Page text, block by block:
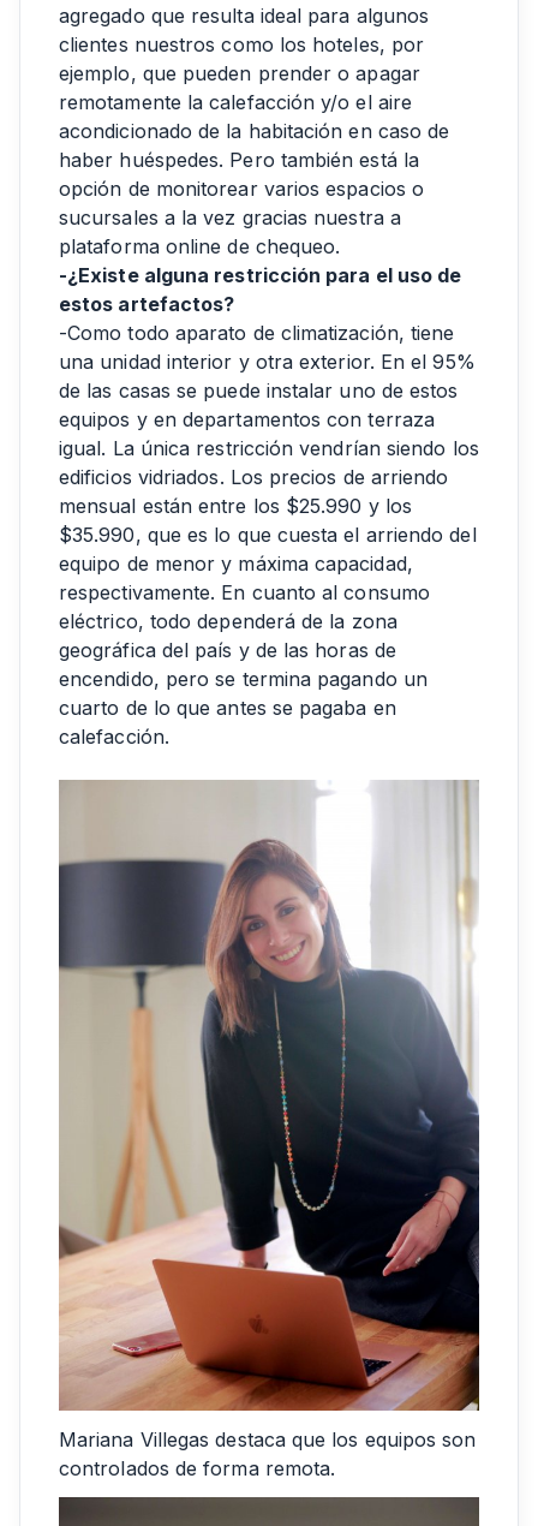
agregado que resulta ideal para algunos
clientes nuestros como los hoteles, por
ejemplo, que pueden prender o apagar
remotamente la calefacción y/o el aire
acondicionado de la habitación en caso de
haber huéspedes. Pero también está la
opción de monitorear varios espacios o
sucursales a la vez gracias nuestra a
plataforma online de chequeo.
-¿Existe alguna restricción para el uso de
estos artefactos?
-Como todo aparato de climatización, tiene
una unidad interior y otra exterior. En el 95%
de las casas se puede instalar uno de estos
equipos y en departamentos con terraza
igual. La única restricción vendrían siendo los
edificios vidriados. Los precios de arriendo
mensual están entre los $25.990 y los
$35.990, que es lo que cuesta el arriendo del
equipo de menor y máxima capacidad,
respectivamente. En cuanto al consumo
eléctrico, todo dependerá de la zona
geográfica del país y de las horas de
encendido, pero se termina pagando un
cuarto de lo que antes se pagaba en
calefacción.
Mariana Villegas destaca que los equipos son
controlados de forma remota.